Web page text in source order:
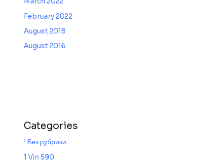
February 2022
August 2018
August 2016
Categories
! Без рубрики
1 Vin 590